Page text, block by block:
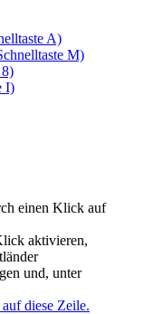
A)
M)
I)
einen Klick auf
aktivieren,
und, unter
diese Zeile.